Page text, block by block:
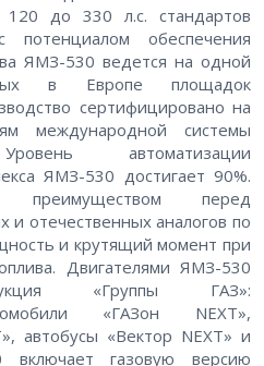
до 330 л.с. стандартов
обеспечения
ЯМЗ-530 ведется на одной
в Европе площадок
сертифицировано на
международной системы
автоматизации
ЯМЗ-530 достигает 90%.
преимуществом перед
отечественных аналогов по
и крутящий момент при
Двигателями ЯМЗ-530
«Группы ГАЗ»:
«ГАЗон NEXT»,
автобусы «Вектор NEXT» и
газовую версию